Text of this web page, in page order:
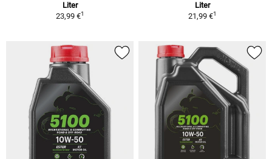
Liter
23,99 €1
Liter
21,99 €1